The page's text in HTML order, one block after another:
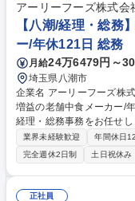
率化に向けた施策立案と実行 募集職種 【広島】食品生産技術/東証ス
ダード上場/食品メーカー
アーリーフーズ株式会
【八潮/経理・総務
ー/年休121日 総務
月給24万6479円～
埼玉県八潮市
企業名 アーリーフーズ株式会社 求人名 【八潮/経理・総務】3
増益の老舗中食メーカー/年休121日 仕事の内容 中食事
経理・総務事務をお任せ
怠集計や備品管理等の総
し、バックオフィスを支えます。 ■経理業務（全体の約5
金管理、仕訳入力、証憑
ど■総務業務（全体の約5
業員の入退職手続き・勤
業界未経験歓迎 年間休日
完全週休2日制
土日祝休み
正社員